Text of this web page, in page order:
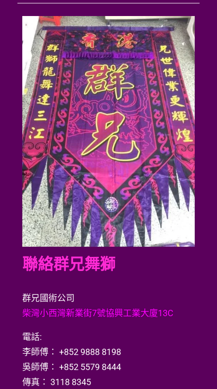
聯絡群兄舞獅
群兄國術公司
柴灣小西灣新業街7號協興工業大廈13C
電話:
李師傅： +852 9888 8198
吳師傅： +852 5579 8444
傳真： 3118 8345